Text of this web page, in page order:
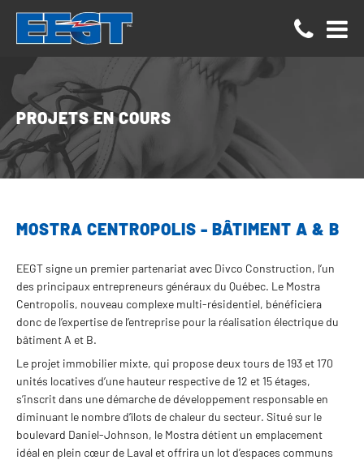
Panneau de gestion des cookies
PROJETS EN COURS
MOSTRA CENTROPOLIS - BÂTIMENT A & B
EEGT signe un premier partenariat avec Divco Construction, l’un
des principaux entrepreneurs généraux du Québec. Le Mostra
Centropolis, nouveau complexe multi-résidentiel, bénéficiera
donc de l’expertise de l’entreprise pour la réalisation électrique du
bâtiment A et B.
Le projet immobilier mixte, qui propose deux tours de 193 et 170
unités locatives d’une hauteur respective de 12 et 15 étages,
s’inscrit dans une démarche de développement responsable en
diminuant le nombre d’îlots de chaleur du secteur. Situé sur le
boulevard Daniel-Johnson, le Mostra détient un emplacement
idéal en plein cœur de Laval et offrira un lot d’espaces communs